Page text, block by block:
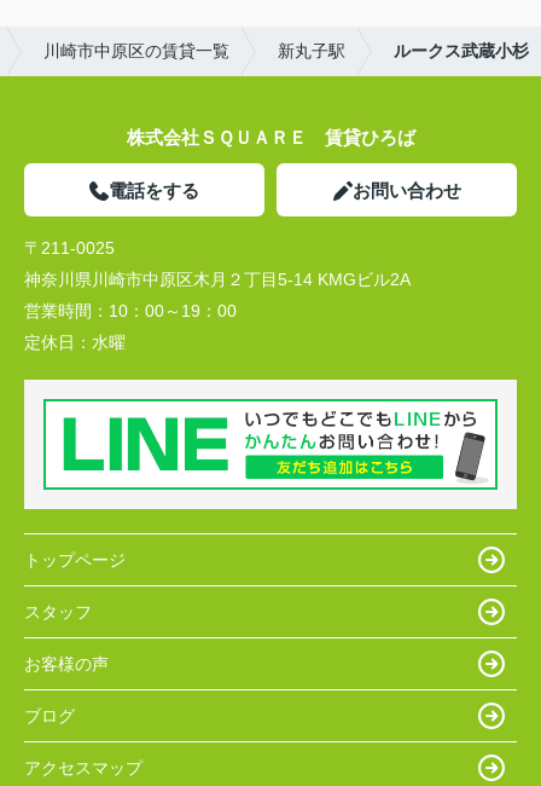
川崎市中原区の賃貸一覧 新丸子駅 ルークス武蔵小杉
株式会社ＳＱＵＡＲＥ 賃貸ひろば
電話をする お問い合わせ
〒211-0025
神奈川県川崎市中原区木月２丁目5-14 KMGビル2A
営業時間： 10：00～19：00
定休日： 水曜
トップページ
スタッフ
お客様の声
ブログ
アクセスマップ